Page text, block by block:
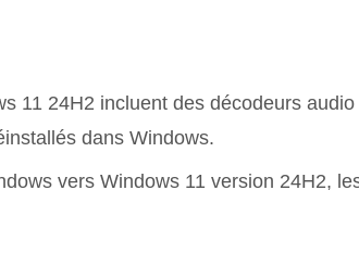
11 24H2 incluent des décodeurs
dans Windows.
vers Windows 11 version 24H2,